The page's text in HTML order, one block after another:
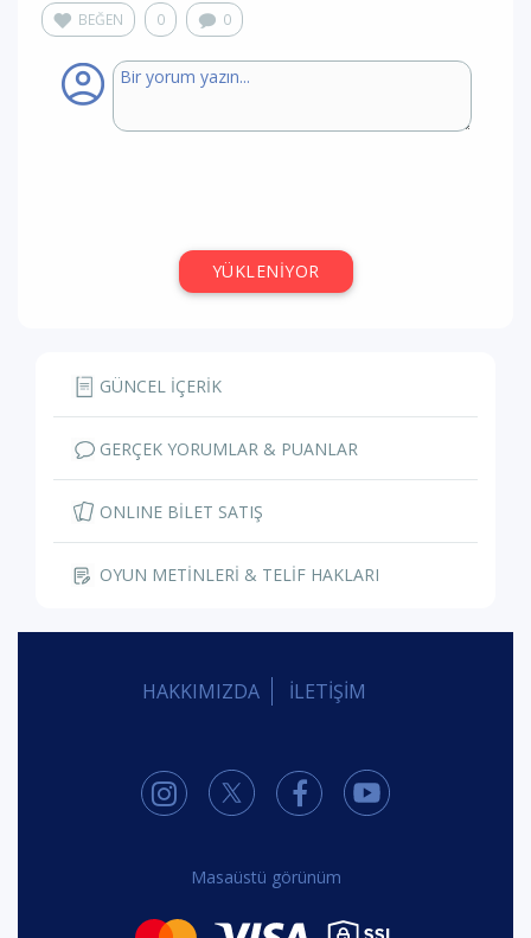
BEĞEN 0 0
YÜKLENİYOR
GÜNCEL İÇERİK
GERÇEK YORUMLAR & PUANLAR
ONLINE BİLET SATIŞ
OYUN METİNLERİ & TELİF HAKLARI
HAKKIMIZDA İLETİŞİM
Masaüstü görünüm